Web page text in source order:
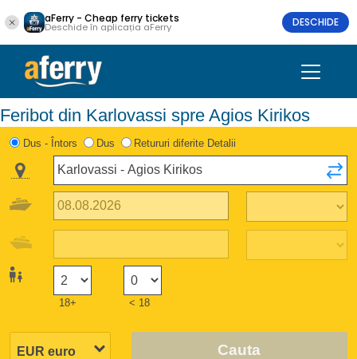
aFerry - Cheap ferry tickets
Deschide în aplicația aFerry DESCHIDE
Feribot din Karlovassi spre Agios Kirikos
Dus - Întors Dus Retururi diferite Detalii
18+ < 18
Cauta